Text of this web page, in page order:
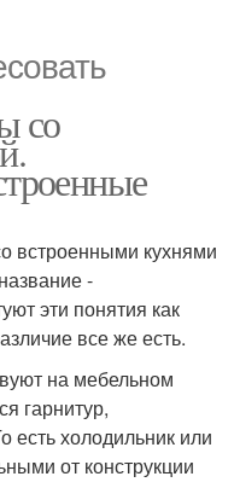
со
встроенными кухнями
-
эти понятия как
все же есть.
на мебельном
гарнитур,
есть холодильник или
от конструкции